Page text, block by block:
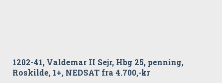
1202-41, Valdemar II Sejr, Hbg 25, penning,
Roskilde, 1+, NEDSAT fra 4.700,-kr